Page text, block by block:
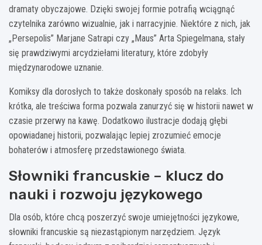
dramaty obyczajowe. Dzięki swojej formie potrafią wciągnąć
czytelnika zarówno wizualnie, jak i narracyjnie. Niektóre z nich, jak
„Persepolis” Marjane Satrapi czy „Maus” Arta Spiegelmana, stały
się prawdziwymi arcydziełami literatury, które zdobyły
międzynarodowe uznanie.
Komiksy dla dorosłych to także doskonały sposób na relaks. Ich
krótka, ale treściwa forma pozwala zanurzyć się w historii nawet w
czasie przerwy na kawę. Dodatkowo ilustracje dodają głębi
opowiadanej historii, pozwalając lepiej zrozumieć emocje
bohaterów i atmosferę przedstawionego świata.
Słowniki francuskie – klucz do
nauki i rozwoju językowego
Dla osób, które chcą poszerzyć swoje umiejętności językowe,
słowniki francuskie są niezastąpionym narzędziem. Język